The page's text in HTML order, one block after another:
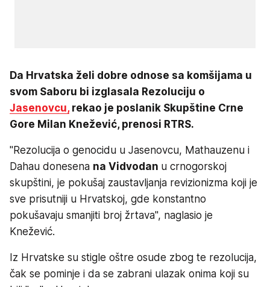
Da Hrvatska želi dobre odnose sa komšijama u
svom Saboru bi izglasala Rezoluciju o
Jasenovcu,rekao je poslanik Skupštine Crne
Gore Milan Knežević, prenosi RTRS.
"Rezolucija o genocidu u Jasenovcu, Mathauzenu i
Dahau donesena na Vidvodan u crnogorskoj
skupštini, je pokušaj zaustavljanja revizionizma koji je
sve prisutniji u Hrvatskoj, gde konstantno
pokušavaju smanjiti broj žrtava", naglasio je
Knežević.
Iz Hrvatske su stigle oštre osude zbog te rezolucija,
čak se pominje i da se zabrani ulazak onima koji su